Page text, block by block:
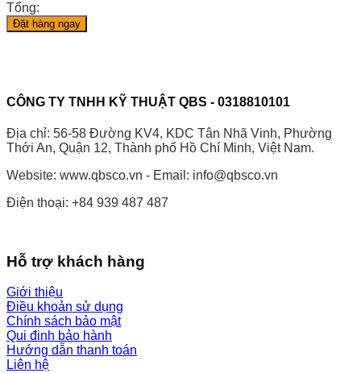
Tổng:
Đặt hàng ngay
CÔNG TY TNHH KỸ THUẬT QBS - 0318810101
Địa chỉ: 56-58 Đường KV4, KDC Tân Nhã Vinh, Phường
Thới An, Quận 12, Thành phố Hồ Chí Minh, Việt Nam.
Website: www.qbsco.vn - Email: info@qbsco.vn
Điện thoại: +84 939 487 487
Hỗ trợ khách hàng
Giới thiệu
Điều khoản sử dụng
Chính sách bảo mật
Qui đinh bảo hành
Hướng dẫn thanh toán
Liên hệ